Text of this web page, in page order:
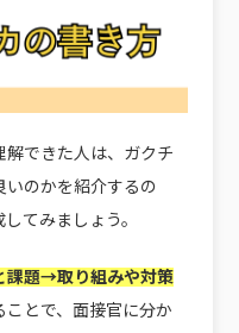
解できた人は、ガクチ
いのかを紹介するの
てみましょう。
題→取り組みや対策
ことで、面接官に分か